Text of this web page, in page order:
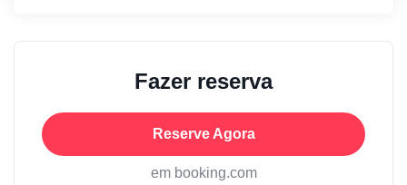
Fazer reserva
Reserve Agora
em booking.com